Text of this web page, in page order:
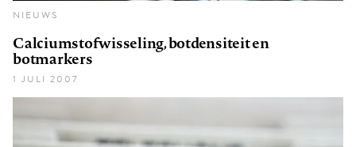
NIEUWS
Calciumstofwisseling, botdensiteit en
botmarkers
1 JULI 2007